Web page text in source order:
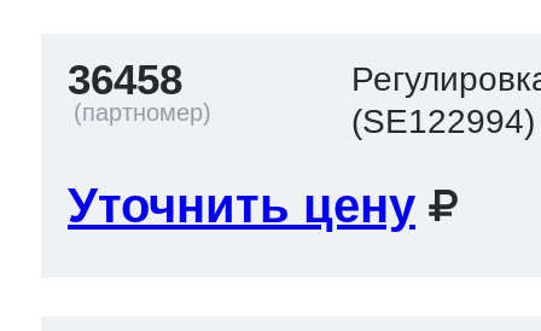
36458
(SE122994)
Уточнить цену